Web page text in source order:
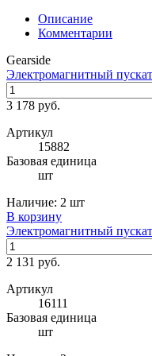
Описание
Комментарии
Gearside
Электромагнитный
3 178 руб.
Артикул
15882
Базовая единица
шт
Наличие: 2 шт
В корзину
Электромагнитный
2 131 руб.
Артикул
16111
Базовая единица
шт